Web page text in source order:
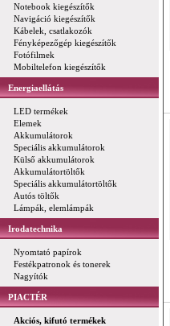
Notebook kiegészítők
Navigáció kiegészítők
Kábelek, csatlakozók
Fényképezőgép kiegészítők
Fotófilmek
Mobiltelefon kiegészítők
Energiaellátás
LED termékek
Elemek
Akkumulátorok
Speciális akkumulátorok
Külső akkumulátorok
Akkumulátortöltők
Speciális akkumulátortöltők
Autós töltők
Lámpák, elemlámpák
Irodatechnika
Nyomtató papírok
Festékpatronok és tonerek
Nagyítók
PIACTÉR
Akciós, kifutó termékek